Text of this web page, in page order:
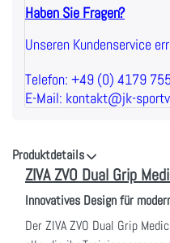
Haben Sie Fragen?
Unseren Kundenservice
Telefon: +49 (0) 4179
E-Mail: kontakt@jk-
Produktdetails
ZIVA ZVO Dual Grip
Innovatives Design für
Der ZIVA ZVO Dual Grip